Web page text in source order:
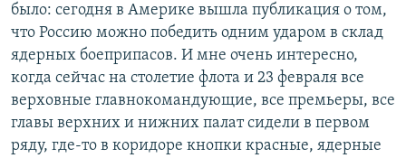
было: сегодня в Америке вышла публикация о том,
что Россию можно победить одним ударом в склад
ядерных боеприпасов. И мне очень интересно,
когда сейчас на столетие флота и 23 февраля все
верховные главнокомандующие, все премьеры, все
главы верхних и нижних палат сидели в первом
ряду, где-то в коридоре кнопки красные, ядерные